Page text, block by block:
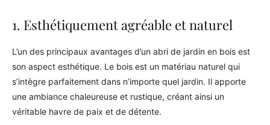
1. Esthétiquement agréable et naturel
L’un des principaux avantages d’un abri de jardin en bois est
son aspect esthétique. Le bois est un matériau naturel qui
s’intègre parfaitement dans n’importe quel jardin. Il apporte
une ambiance chaleureuse et rustique, créant ainsi un
véritable havre de paix et de détente.